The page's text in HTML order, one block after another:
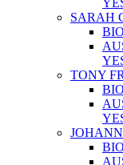
SARAH
TONY